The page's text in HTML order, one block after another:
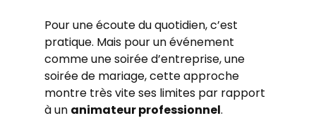
Pour une écoute du quotidien, c’est
pratique. Mais pour un événement
comme une soirée d’entreprise, une
soirée de mariage, cette approche
montre très vite ses limites par rapport
à un animateur professionnel.